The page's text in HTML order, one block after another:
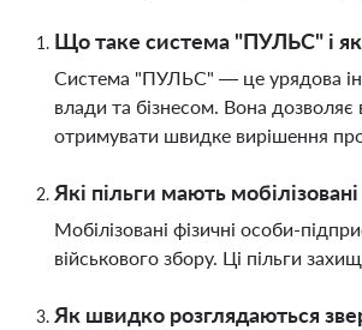
Що таке система "ПУЛЬС" і
Система "ПУЛЬС" — це урядова
влади та бізнесом. Вона
отримувати швидке вирішення
Які пільги мають
Мобілізовані фізичні особи-
військового збору. Ці пільги
Як швидко розглядаються